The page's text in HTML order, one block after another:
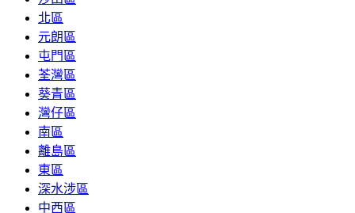
北區
元朗區
屯門區
荃灣區
葵青區
灣仔區
南區
離島區
東區
深水涉區
中西區